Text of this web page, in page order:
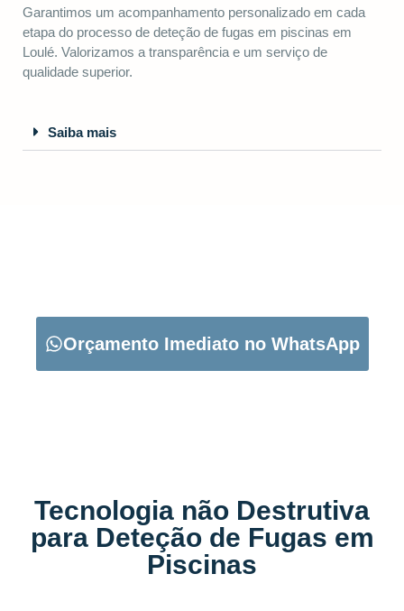
Garantimos um acompanhamento personalizado em cada
etapa do processo de deteção de fugas em piscinas em
Loulé. Valorizamos a transparência e um serviço de
qualidade superior.
Saiba mais
Orçamento Imediato no WhatsApp
Tecnologia não Destrutiva
para Deteção de Fugas em
Piscinas